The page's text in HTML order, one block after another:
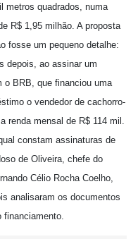
metros quadrados, numa
R$ 1,95 milhão. A proposta
fosse um pequeno detalhe:
depois, ao assinar um
o BRB, que financiou uma
o vendedor de cachorro-
renda mensal de R$ 114 mil.
constam assinaturas de
de Oliveira, chefe do
Célio Rocha Coelho,
analisaram os documentos
financiamento.